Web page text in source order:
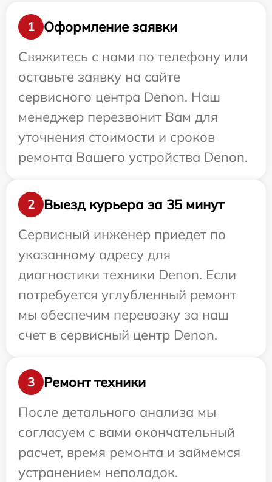
1
Оформление заявки
Свяжитесь с нами по телефону или
оставьте заявку на сайте
сервисного центра Denon. Наш
менеджер перезвонит Вам для
уточнения стоимости и сроков
ремонта Вашего устройства Denon.
2
Выезд курьера за 35 минут
Сервисный инженер приедет по
указанному адресу для
диагностики техники Denon. Если
потребуется углубленный ремонт
мы обеспечим перевозку за наш
счет в сервисный центр Denon.
3
Ремонт техники
После детального анализа мы
согласуем с вами окончательный
расчет, время ремонта и займемся
устранением неполадок.